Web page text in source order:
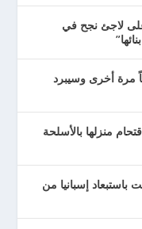
لاجئ نجح في
مرة أخرى وسيبرد
من العمر 20 عاماً واقتحام منزلها بالأسلحة
باستبعاد إسبانيا من